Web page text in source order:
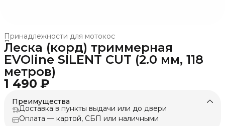
Принадлежности для мотокос
Принадлежности и оснастка ›
Техника для леса, сада, парка ›
Главная ›
Леска (корд) триммерная
EVOline SILENT CUT (2.0 мм, 118
метров)
1 490 ₽
Преимущества
Доставка в пункты выдачи или до двери
Оплата — картой, СБП или наличными